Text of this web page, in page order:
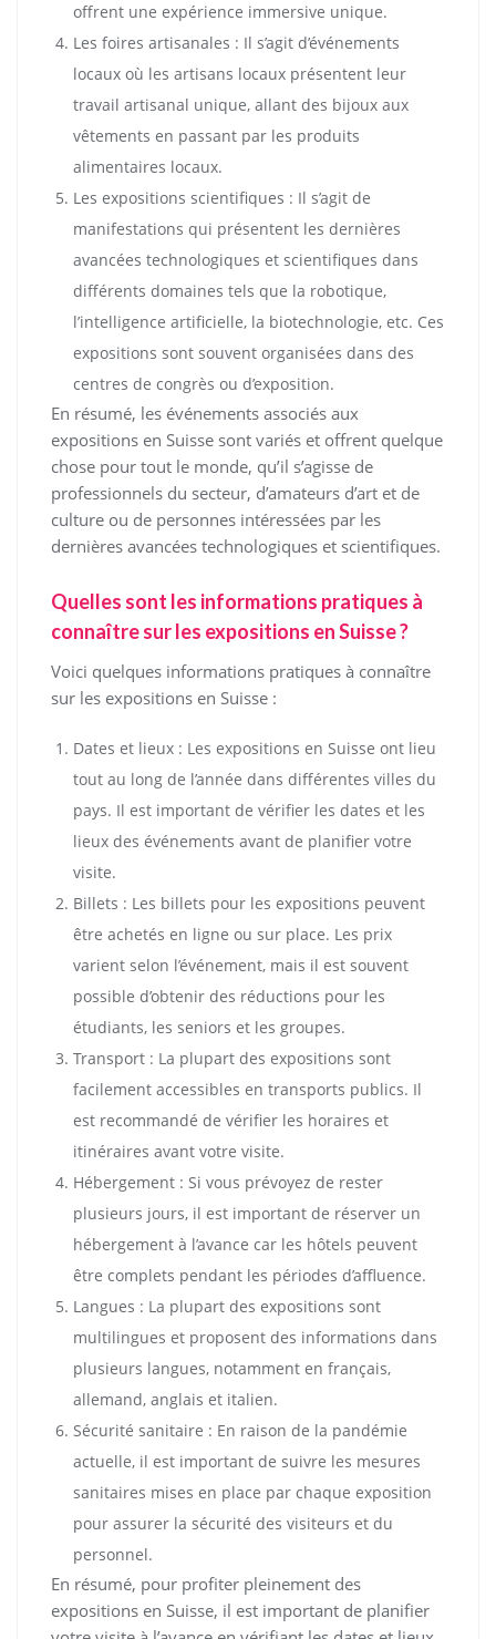
offrent une expérience immersive unique.
Les foires artisanales : Il s’agit d’événements
locaux où les artisans locaux présentent leur
travail artisanal unique, allant des bijoux aux
vêtements en passant par les produits
alimentaires locaux.
Les expositions scientifiques : Il s’agit de
manifestations qui présentent les dernières
avancées technologiques et scientifiques dans
différents domaines tels que la robotique,
l’intelligence artificielle, la biotechnologie, etc. Ces
expositions sont souvent organisées dans des
centres de congrès ou d’exposition.
En résumé, les événements associés aux
expositions en Suisse sont variés et offrent quelque
chose pour tout le monde, qu’il s’agisse de
professionnels du secteur, d’amateurs d’art et de
culture ou de personnes intéressées par les
dernières avancées technologiques et scientifiques.
Quelles sont les informations pratiques à
connaître sur les expositions en Suisse ?
Voici quelques informations pratiques à connaître
sur les expositions en Suisse :
Dates et lieux : Les expositions en Suisse ont lieu
tout au long de l’année dans différentes villes du
pays. Il est important de vérifier les dates et les
lieux des événements avant de planifier votre
visite.
Billets : Les billets pour les expositions peuvent
être achetés en ligne ou sur place. Les prix
varient selon l’événement, mais il est souvent
possible d’obtenir des réductions pour les
étudiants, les seniors et les groupes.
Transport : La plupart des expositions sont
facilement accessibles en transports publics. Il
est recommandé de vérifier les horaires et
itinéraires avant votre visite.
Hébergement : Si vous prévoyez de rester
plusieurs jours, il est important de réserver un
hébergement à l’avance car les hôtels peuvent
être complets pendant les périodes d’affluence.
Langues : La plupart des expositions sont
multilingues et proposent des informations dans
plusieurs langues, notamment en français,
allemand, anglais et italien.
Sécurité sanitaire : En raison de la pandémie
actuelle, il est important de suivre les mesures
sanitaires mises en place par chaque exposition
pour assurer la sécurité des visiteurs et du
personnel.
En résumé, pour profiter pleinement des
expositions en Suisse, il est important de planifier